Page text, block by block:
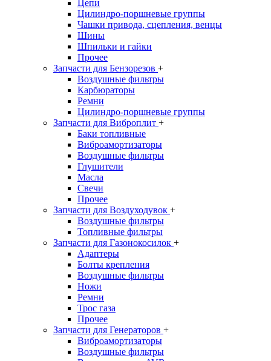
Цепи
Цилиндро-поршневые группы
Чашки привода, сцепления, венцы
Шины
Шпильки и гайки
Прочее
Запчасти для Бензорезов +
Воздушные фильтры
Карбюраторы
Ремни
Цилиндро-поршневые группы
Запчасти для Виброплит +
Баки топливные
Виброамортизаторы
Воздушные фильтры
Глушители
Масла
Свечи
Прочее
Запчасти для Воздуходувок +
Воздушные фильтры
Топливные фильтры
Запчасти для Газонокосилок +
Адаптеры
Болты крепления
Воздушные фильтры
Ножи
Ремни
Трос газа
Прочее
Запчасти для Генераторов +
Виброамортизаторы
Воздушные фильтры